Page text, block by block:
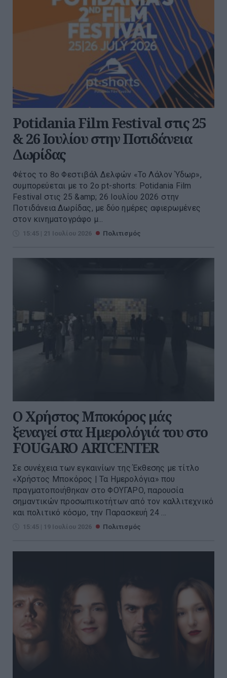
Potidania Film Festival στις 25
& 26 Ιουλίου στην Ποτιδάνεια
Δωρίδας
Φέτος το 8ο Φεστιβάλ Δελφών «Το Λάλον Ύδωρ»,
συμπορεύεται με το 2ο pt-shorts: Potidania Film
Festival στις 25 &amp; 26 Ιουλίου 2026 στην
Ποτιδάνεια Δωρίδας, με δύο ημέρες αφιερωμένες
στον κινηματογράφο μ...
15:45 | 21 Ιουλίου 2026 Πολιτισμός
Ο Χρήστος Μποκόρος μάς
ξεναγεί στα Ημερολόγιά του στο
FOUGARO ARTCENTER
Σε συνέχεια των εγκαινίων της Έκθεσης με τίτλο
«Χρήστος Μποκόρος | Τα Ημερολόγια» που
πραγματοποιήθηκαν στο ΦΟΥΓΑΡΟ, παρουσία
σημαντικών προσωπικοτήτων από τον καλλιτεχνικό
και πολιτικό κόσμο, την Παρασκευή 24 ...
15:45 | 19 Ιουλίου 2026 Πολιτισμός